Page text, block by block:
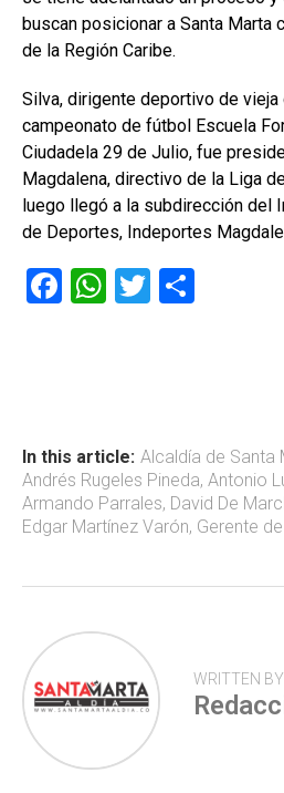
buscan posicionar a Santa Marta
de la Región Caribe.
Silva, dirigente deportivo de vieja
campeonato de fútbol Escuela
Ciudadela 29 de Julio, fue
Magdalena, directivo de la Liga
luego llegó a la subdirección del
de Deportes, Indeportes
F
ok
W
p
p
T
tir
In this article: Alcaldía de Santa
Andrés Rugeles Pineda, Antonio
Armando Parrales, David De
Edgar Martínez Varón, Gerente
WRITTEN BY